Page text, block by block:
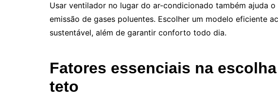
Usar ventilador no lugar do ar-condicionado também ajuda
emissão de gases poluentes. Escolher um modelo eficiente
sustentável, além de garantir conforto todo dia.
Fatores essenciais na
teto